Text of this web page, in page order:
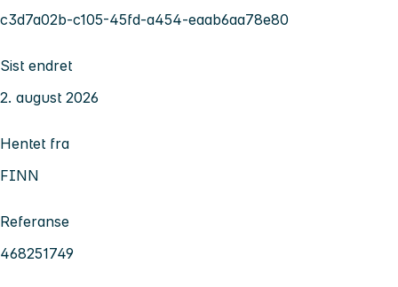
c3d7a02b-c105-45fd-a454-eaab6aa78e80
Sist endret
2. august 2026
Hentet fra
FINN
Referanse
468251749